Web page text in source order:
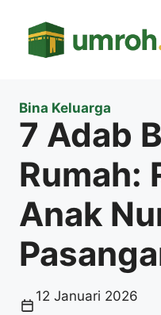
Bina Keluarga
7 Adab
Rumah:
Anak
12 Januari 2026